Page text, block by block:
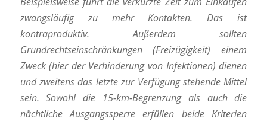
zwangsläufig zu mehr Kontakten. Das ist
kontraproduktiv. Außerdem sollten
Grundrechtseinschränkungen (Freizügigkeit) einem
Zweck (hier der Verhinderung von Infektionen) dienen
und zweitens das letzte zur Verfügung stehende Mittel
sein. Sowohl die 15-km-Begrenzung als auch die
nächtliche Ausgangssperre erfüllen beide Kriterien